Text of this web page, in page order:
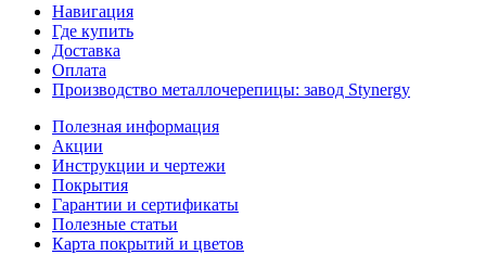
Навигация
Где купить
Доставка
Оплата
Производство металлочерепицы: завод Stynergy
Полезная информация
Акции
Инструкции и чертежи
Покрытия
Гарантии и сертификаты
Полезные статьи
Карта покрытий и цветов